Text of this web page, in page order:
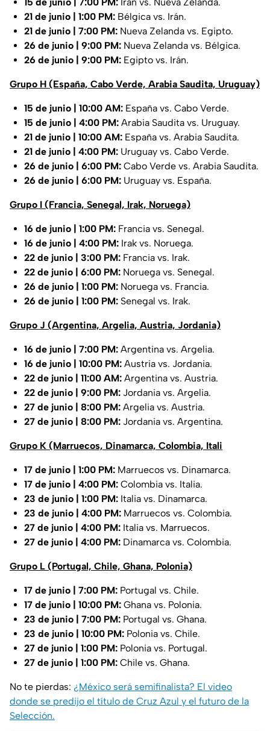
21 de junio | 1:00 PM: Bélgica vs. Irán.
21 de junio | 7:00 PM: Nueva Zelanda vs. Egipto.
26 de junio | 9:00 PM: Nueva Zelanda vs. Bélgica.
26 de junio | 9:00 PM: Egipto vs. Irán.
Grupo H (España, Cabo Verde, Arabia Saudita, Uruguay)
15 de junio | 10:00 AM: España vs. Cabo Verde.
15 de junio | 4:00 PM: Arabia Saudita vs. Uruguay.
21 de junio | 10:00 AM: España vs. Arabia Saudita.
21 de junio | 4:00 PM: Uruguay vs. Cabo Verde.
26 de junio | 6:00 PM: Cabo Verde vs. Arabia Saudita.
26 de junio | 6:00 PM: Uruguay vs. España.
Grupo I (Francia, Senegal, Irak, Noruega)
16 de junio | 1:00 PM: Francia vs. Senegal.
16 de junio | 4:00 PM: Irak vs. Noruega.
22 de junio | 3:00 PM: Francia vs. Irak.
22 de junio | 6:00 PM: Noruega vs. Senegal.
26 de junio | 1:00 PM: Noruega vs. Francia.
26 de junio | 1:00 PM: Senegal vs. Irak.
Grupo J (Argentina, Argelia, Austria, Jordania)
16 de junio | 7:00 PM: Argentina vs. Argelia.
16 de junio | 10:00 PM: Austria vs. Jordania.
22 de junio | 11:00 AM: Argentina vs. Austria.
22 de junio | 9:00 PM: Jordania vs. Argelia.
27 de junio | 8:00 PM: Argelia vs. Austria.
27 de junio | 8:00 PM: Jordania vs. Argentina.
Grupo K (Marruecos, Dinamarca, Colombia, Itali
17 de junio | 1:00 PM: Marruecos vs. Dinamarca.
17 de junio | 4:00 PM: Colombia vs. Italia.
23 de junio | 1:00 PM: Italia vs. Dinamarca.
23 de junio | 4:00 PM: Marruecos vs. Colombia.
27 de junio | 4:00 PM: Italia vs. Marruecos.
27 de junio | 4:00 PM: Dinamarca vs. Colombia.
Grupo L (Portugal, Chile, Ghana, Polonia)
17 de junio | 7:00 PM: Portugal vs. Chile.
17 de junio | 10:00 PM: Ghana vs. Polonia.
23 de junio | 7:00 PM: Portugal vs. Ghana.
23 de junio | 10:00 PM: Polonia vs. Chile.
27 de junio | 1:00 PM: Polonia vs. Portugal.
27 de junio | 1:00 PM: Chile vs. Ghana.
No te pierdas: ¿México será semifinalista? El video
donde se predijo el título de Cruz Azul y el futuro de la
Selección.